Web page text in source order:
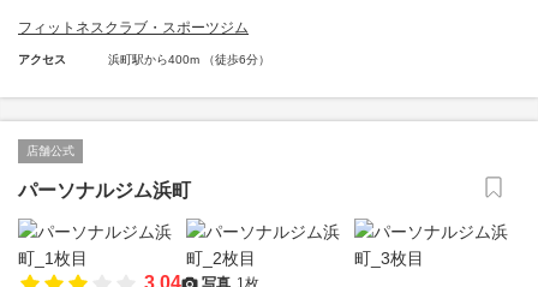
フィットネスクラブ・スポーツジム
アクセス 浜町駅から400m （徒歩6分）
店舗公式
パーソナルジム浜町
3.04 写真 1枚